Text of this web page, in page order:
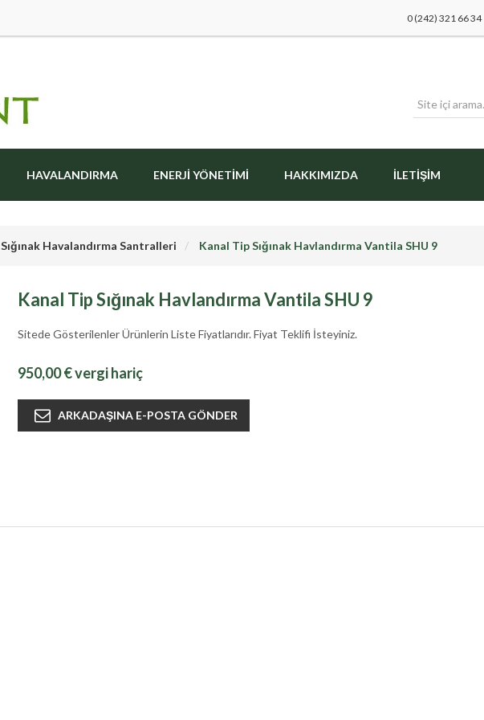
0 (242) 321 66 34
HAVALANDIRMA ENERJI YÖNETIMI HAKKIMIZDA İLETIŞIM
Sığınak Havalandırma Santralleri Kanal Tip Sığınak Havlandırma Vantila SHU 9
Kanal Tip Sığınak Havlandırma Vantila SHU 9
Sitede Gösterilenler Ürünlerin Liste Fiyatlarıdır. Fiyat Teklifi İsteyiniz.
950,00 € vergi hariç